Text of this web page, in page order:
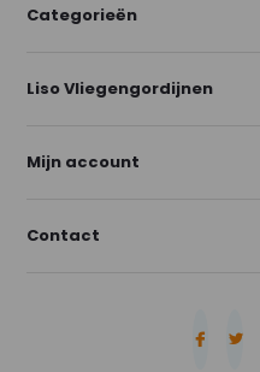
Categorieën
Liso Vliegengordijnen
Mijn account
Contact